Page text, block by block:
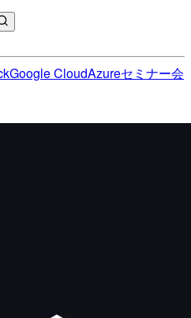
Google CloudAzureセミナー会